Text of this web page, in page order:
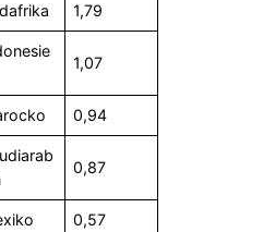
1,79
1,07
0,94
0,87
0,57